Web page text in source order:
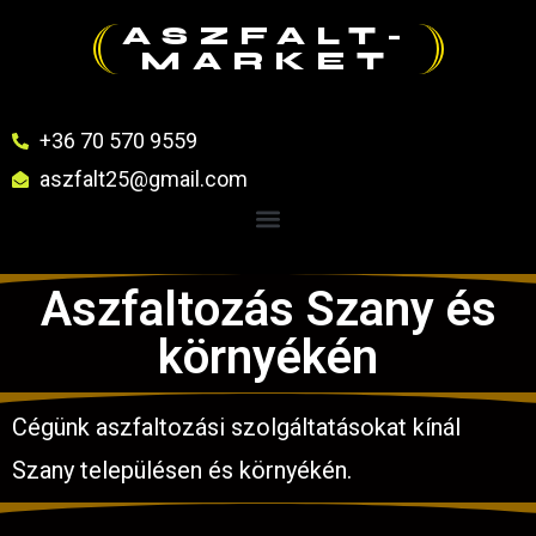
ASZFALT-
MARKET
+36 70 570 9559
aszfalt25@gmail.com
Aszfaltozás Szany és
környékén
Cégünk aszfaltozási szolgáltatásokat kínál
Szany településen és környékén.